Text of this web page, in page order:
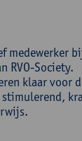
medewerker
RVO-Society.
klaar voor